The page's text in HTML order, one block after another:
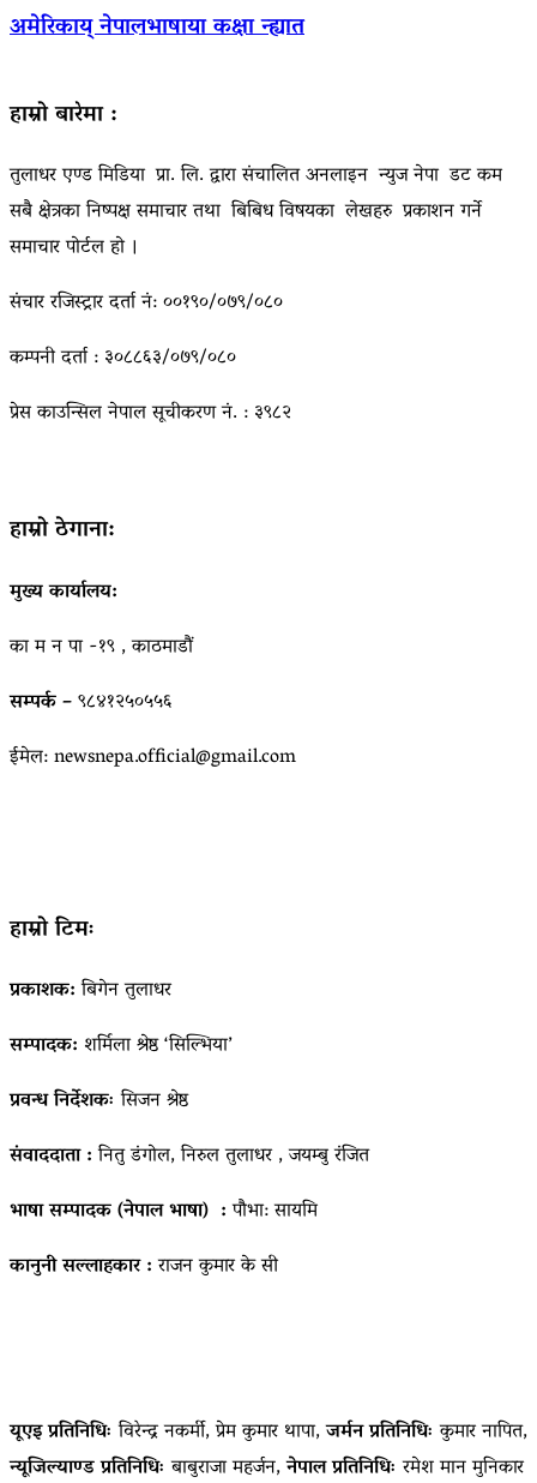
अमेरिकाय् नेपालभाषाया कक्षा न्ह्यात
हाम्रो बारेमा :
तुलाधर एण्ड मिडिया प्रा. लि. द्वारा संचालित अनलाइन न्युज नेपा डट कम
सबै क्षेत्रका निष्पक्ष समाचार तथा बिबिध विषयका लेखहरु प्रकाशन गर्ने
समाचार पोर्टल हो ।
संचार रजिस्ट्रार दर्ता नं: ००१९०/०७९/०८०
कम्पनी दर्ता : ३०८८६३/०७९/०८०
प्रेस काउन्सिल नेपाल सूचीकरण नं. : ३९८२
हाम्रो ठेगाना:
मुख्य कार्यालय:
का म न पा -१९ , काठमाडौं
सम्पर्क –९८४१२५०५५६
ईमेल: newsnepa.official@gmail.com
हाम्रो टिमः
प्रकाशक:बिगेन तुलाधर
सम्पादक: शर्मिला श्रेष्ठ ‘सिल्भिया’
प्रवन्ध निर्देशकःसिजन श्रेष्ठ
संवाददाता :नितु डंगोल, निरुल तुलाधर , जयम्बु रंजित
भाषा सम्पादक (नेपाल भाषा) :पौभा: सायमि
कानुनी सल्लाहकार :राजन कुमार के सी
यूएइ प्रतिनिधिः विरेन्द्र नकर्मी, प्रेम कुमार थापा,जर्मन प्रतिनिधिः कुमार नापित,
न्यूजिल्याण्ड प्रतिनिधिः बाबुराजा महर्जन,नेपाल प्रतिनिधिः रमेश मान मुनिकार